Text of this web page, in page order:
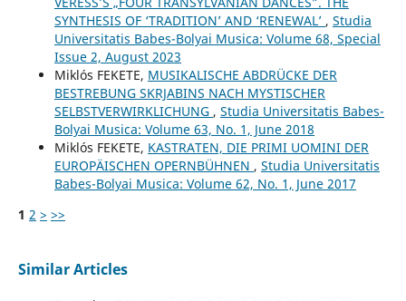
SYNTHESIS OF ‘TRADITION’ AND ‘RENEWAL’ , Studia
Universitatis Babes-Bolyai Musica: Volume 68, Special
Issue 2, August 2023
Miklós FEKETE, MUSIKALISCHE ABDRÜCKE DER
BESTREBUNG SKRJABINS NACH MYSTISCHER
SELBSTVERWIRKLICHUNG , Studia Universitatis Babes-
Bolyai Musica: Volume 63, No. 1, June 2018
Miklós FEKETE, KASTRATEN, DIE PRIMI UOMINI DER
EUROPÄISCHEN OPERNBÜHNEN , Studia Universitatis
Babes-Bolyai Musica: Volume 62, No. 1, June 2017
1 2 > >>
Similar Articles